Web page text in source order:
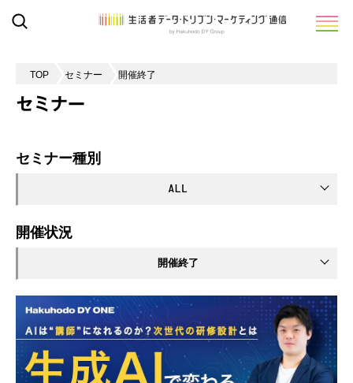
TOP セミナー 開催終了
セミナー
セミナー種別
開催状況
開催終了